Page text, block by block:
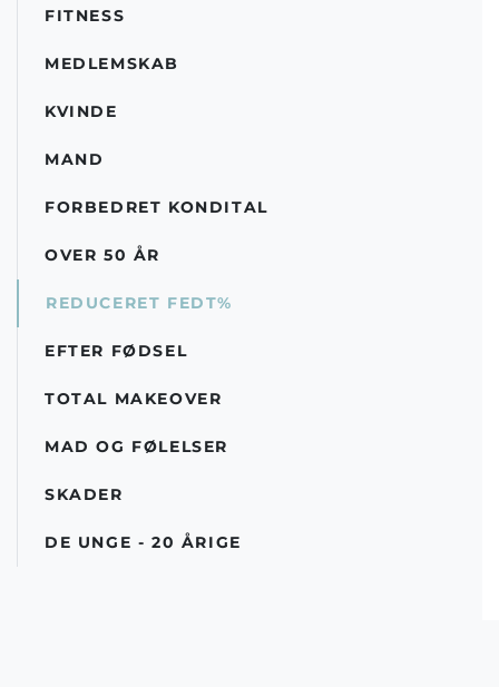
FITNESS
MEDLEMSKAB
KVINDE
MAND
FORBEDRET KONDITAL
OVER 50 ÅR
REDUCERET FEDT%
EFTER FØDSEL
TOTAL MAKEOVER
MAD OG FØLELSER
SKADER
DE UNGE - 20 ÅRIGE